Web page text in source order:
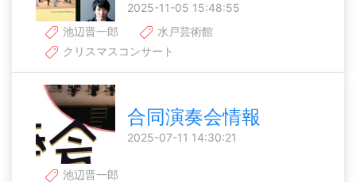
2025-11-05 15:48:55
池辺晋一郎
水戸芸術館
クリスマスコンサート
合同演奏会情報
2025-07-11 14:30:21
池辺晋一郎